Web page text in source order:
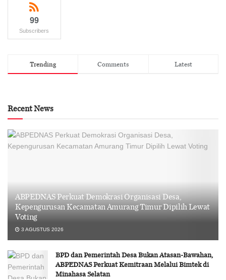
99
Subscribers
Trending Comments Latest
Recent News
ABPEDNAS Perkuat Demokrasi Organisasi Desa,
Kepengurusan Kecamatan Amurang Timur Dipilih Lewat
Voting
3 AGUSTUS 2026
BPD dan Pemerintah Desa Bukan Atasan-Bawahan,
ABPEDNAS Perkuat Kemitraan Melalui Bimtek di
Minahasa Selatan